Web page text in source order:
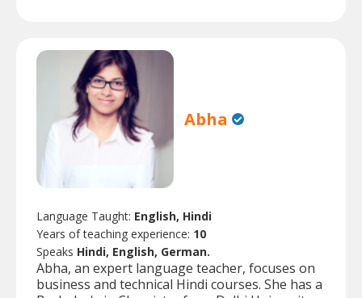
Abha
Language Taught: English, Hindi
Years of teaching experience: 10
Speaks Hindi, English, German.
Abha, an expert language teacher, focuses on
business and technical Hindi courses. She has a